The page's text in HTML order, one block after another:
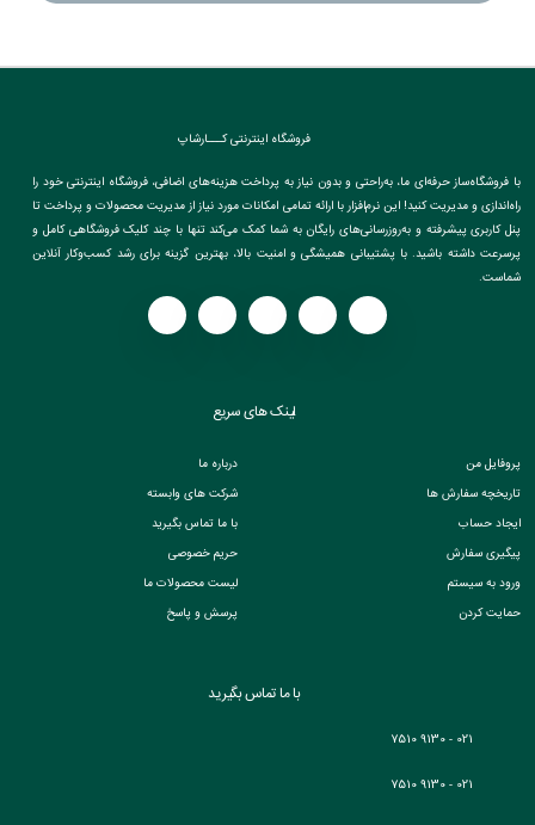
فروشگاه اینترنتی کـــارشاپ
با فروشگاه‌ساز حرفه‌ای ما، به‌راحتی و بدون نیاز به پرداخت هزینه‌های اضافی، فروشگاه اینترنتی خود را
راه‌اندازی و مدیریت کنید! این نرم‌افزار با ارائه تمامی امکانات مورد نیاز از مدیریت محصولات و پرداخت تا
پنل کاربری پیشرفته و به‌روزرسانی‌های رایگان به شما کمک می‌کند تنها با چند کلیک فروشگاهی کامل و
پرسرعت داشته باشید. با پشتیبانی همیشگی و امنیت بالا، بهترین گزینه برای رشد کسب‌وکار آنلاین
شماست.
لینک های سریع
پروفایل من
تاریخچه سفارش ها
ایجاد حساب
پیگیری سفارش
ورود به سیستم
حمایت کردن
درباره ما
شرکت های وابسته
با ما تماس بگیرید
حریم خصوصی
لیست محصولات ما
پرسش و پاسخ
با ما تماس بگیرید
021 - 9130 7510
021 - 9130 7510